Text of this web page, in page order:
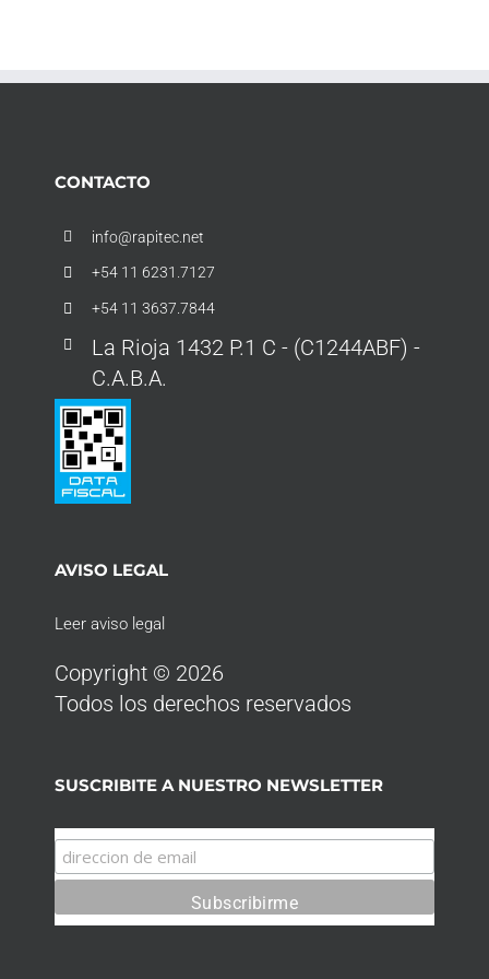
CONTACTO
info@rapitec.net
+54 11 6231.7127
+54 11 3637.7844
La Rioja 1432 P.1 C - (C1244ABF) -
C.A.B.A.
AVISO LEGAL
Leer aviso legal
Copyright © 2026
Todos los derechos reservados
SUSCRIBITE A NUESTRO NEWSLETTER